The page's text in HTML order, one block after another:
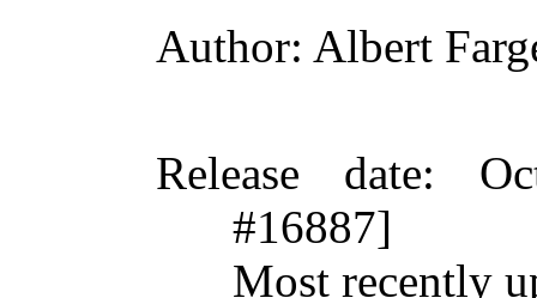
Author: Albert
Release date:
#16887]
Most recently